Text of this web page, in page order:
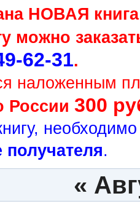
НОВАЯ
можно
62-31.
наложенным
России 300
.
«